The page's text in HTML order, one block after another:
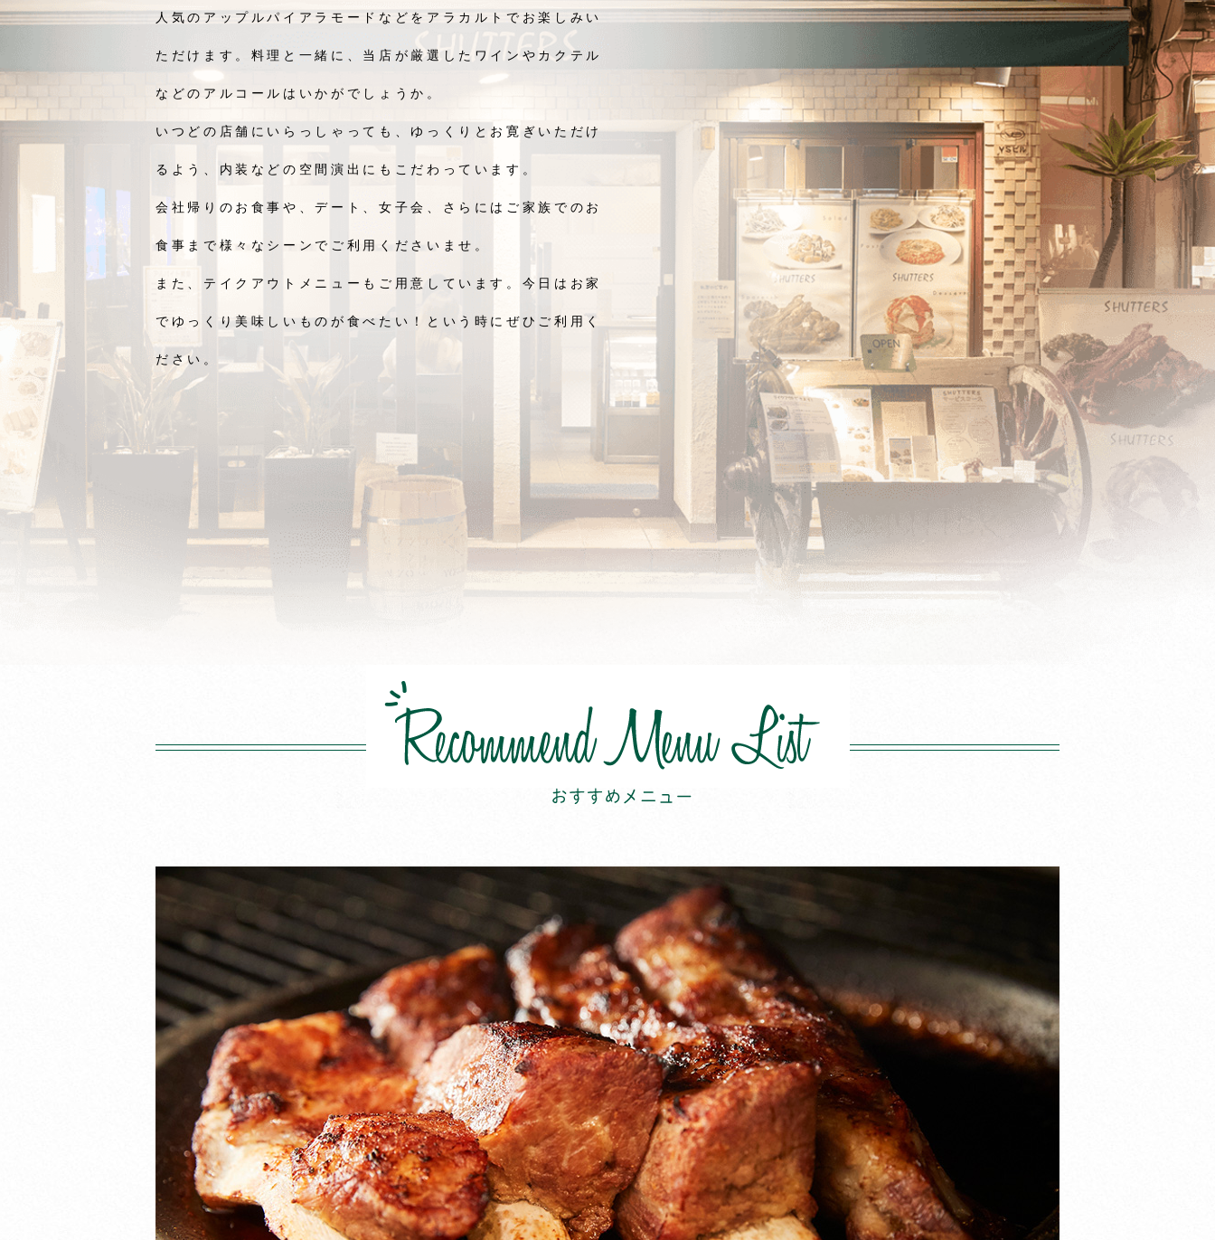
人気のアップルパイアラモードなどをアラカルトでお楽しみい
ただけます。料理と一緒に、当店が厳選したワインやカクテル
などのアルコールはいかがでしょうか。
いつどの店舗にいらっしゃっても、ゆっくりとお寛ぎいただけ
るよう、内装などの空間演出にもこだわっています。
会社帰りのお食事や、デート、女子会、さらにはご家族でのお
食事まで様々なシーンでご利用くださいませ。
また、テイクアウトメニューもご用意しています。今日はお家
でゆっくり美味しいものが食べたい！という時にぜひご利用く
ださい。